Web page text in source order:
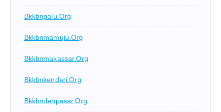
Bkkbnpalu.org
Bkkbnmamuju.org
Bkkbnmakassar.org
Bkkbnkendari.org
Bkkbndenpasar.org